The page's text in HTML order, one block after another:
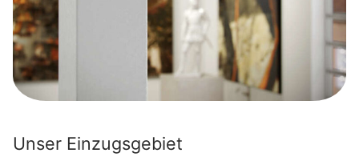
Unser Einzugsgebiet